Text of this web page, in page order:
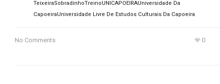
TeixeiraSobradinhoTreinoUNICAPOEIRAUniversidade Da
CapoeiraUniversidade Livre De Estudos Culturais Da Capoeira
No Comments 0